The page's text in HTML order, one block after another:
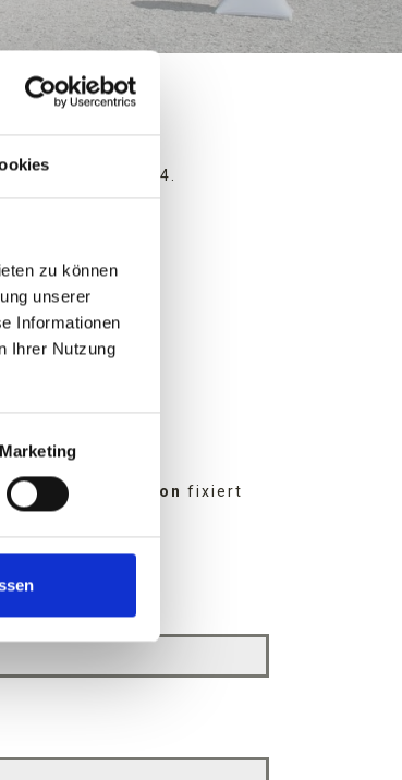
zu können
unserer
Informationen
Ihrer Nutzung
Marketing
am 19.07.2024.
EUR 20,– pro Person fixiert